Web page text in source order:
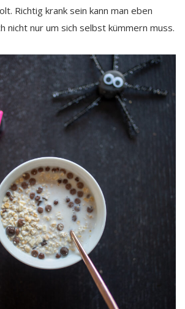
Richtig krank sein kann man eben
nicht nur um sich selbst kümmern muss.